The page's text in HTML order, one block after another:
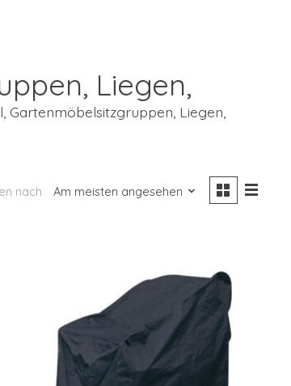
Liegen,
Gartenmöbelsitzgruppen, Liegen,
nach Am meisten angesehen